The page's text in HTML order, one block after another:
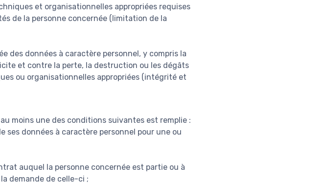
et organisationnelles appropriées requises
de la personne concernée (limitation de la
des données à caractère personnel, y compris la
et contre la perte, la destruction ou les dégâts
ou organisationnelles appropriées (intégrité et
moins une des conditions suivantes est remplie :
données à caractère personnel pour une ou
auquel la personne concernée est partie ou à
demande de celle-ci ;